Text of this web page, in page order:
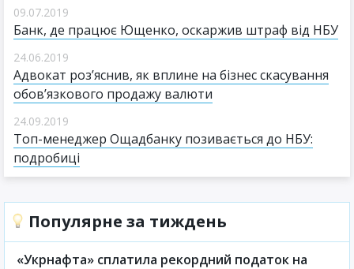
09.07.2019
Банк, де працює Ющенко, оскаржив штраф від НБУ
24.06.2019
Адвокат роз’яснив, як вплине на бізнес скасування
обов’язкового продажу валюти
24.09.2019
Топ-менеджер Ощадбанку позивається до НБУ:
подробиці
Популярне за тиждень
«Укрнафта» сплатила рекордний податок на